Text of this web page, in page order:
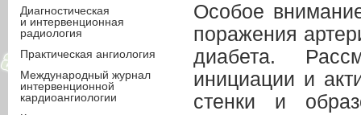
Особое
поражения
диабета.
инициации и
стенки и
Диагностическая
и интервенционная
радиология
Практическая ангиология
Международный журнал
интервенционной
кардиоангиологии